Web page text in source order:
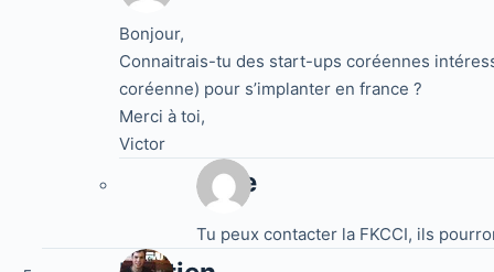
Bonjour,
Connaitrais-tu des start-ups coréennes
coréenne) pour s’implanter en france ?
Merci à toi,
Victor
Jake
Tu peux contacter la FKCCI, ils